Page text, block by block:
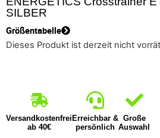
SILBER
Größentabelle
Dieses Produkt ist derzeit nicht
Versandkostenfrei
ab 40€
Erreichbar &
persönlich
Große
Auswahl